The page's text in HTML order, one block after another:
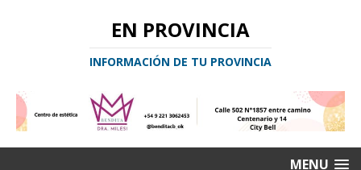
EN PROVINCIA
INFORMACIÓN DE TU PROVINCIA
MENU